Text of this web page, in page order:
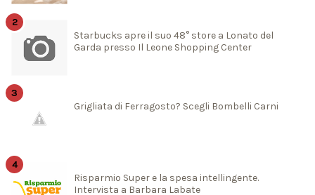
Starbucks apre il suo 48° store a Lonato del
Garda presso Il Leone Shopping Center
Grigliata di Ferragosto? Scegli Bombelli Carni
Risparmio Super e la spesa intellingente.
Intervista a Barbara Labate